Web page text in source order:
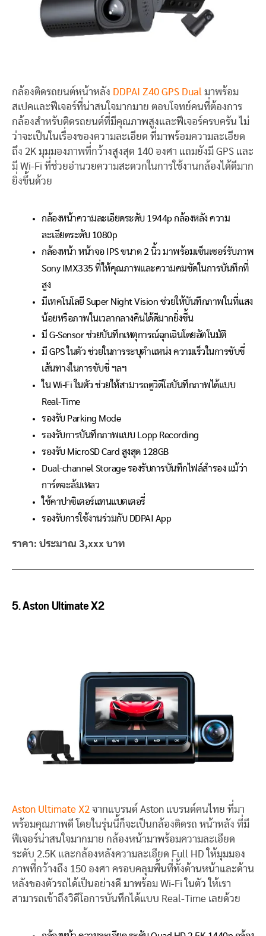
กล้องติดรถยนต์หน้าหลัง DDPAI Z40 GPS Dual มาพร้อม
สเปคและฟีเจอร์ที่น่าสนใจมากมาย ตอบโจทย์คนที่ต้องการ
กล้องสำหรับติดรถยนต์ที่มีคุณภาพสูงและฟีเจอร์ครบครัน ไม่
ว่าจะเป็นในเรื่องของความละเอียด ที่มาพร้อมความละเอียด
ถึง 2K มุมมองภาพที่กว้างสูงสุด 140 องศา แถมยังมี GPS และ
มี Wi-Fi ที่ช่วยอำนวยความสะดวกในการใช้งานกล้องได้ดีมาก
ยิ่งขึ้นด้วย
กล้องหน้าความละเอียดระดับ 1944p กล้องหลัง ความ
ละเอียดระดับ 1080p
กล้องหน้า หน้าจอ IPS ขนาด 2 นิ้ว มาพร้อมเซ็นเซอร์รับภาพ
Sony IMX335 ที่ให้คุณภาพและความคมชัดในการบันทึกที่
สูง
มีเทคโนโลยี Super Night Vision ช่วยให้บันทึกภาพในที่แสง
น้อยหรือภาพในเวลากลางคืนได้ดีมากยิ่งขึ้น
มี G-Sensor ช่วยบันทึกเหตุการณ์ฉุกเฉินโดยอัตโนมัติ
มี GPS ในตัว ช่วยในการระบุตำแหน่ง ความเร็วในการขับขี่
เส้นทางในการขับขี่ ฯลฯ
ใน Wi-Fi ในตัว ช่วยให้สามารถดูวิดีโอบันทึกภาพได้แบบ
Real-Time
รองรับ Parking Mode
รองรับการบันทึกภาพแบบ Lopp Recording
รองรับ MicroSD Card สูงสุด 128GB
Dual-channel Storage รองรับการบันทึกไฟล์สำรอง แม้ว่า
การ์ดจะล้มเหลว
ใช้คาปาซิเตอร์แทนแบตเตอรี่
รองรับการใช้งานร่วมกับ DDPAI App
ราคา: ประมาณ 3,xxx บาท
5. Aston Ultimate X2
Aston Ultimate X2 จากแบรนด์ Aston แบรนด์คนไทย ที่มา
พร้อมคุณภาพดี โดยในรุ่นนี้ก็จะเป็นกล้องติดรถ หน้าหลัง ที่มี
ฟีเจอร์น่าสนใจมากมาย กล้องหน้ามาพร้อมความละเอียด
ระดับ 2.5K และกล้องหลังความละเอียด Full HD ให้มุมมอง
ภาพที่กว้างถึง 150 องศา ครอบคลุมพื้นที่ทั้งด้านหน้าและด้าน
หลังของตัวรถได้เป็นอย่างดี มาพร้อม Wi-Fi ในตัว ให้เรา
สามารถเข้าถึงวิดีโอการบันทึกได้แบบ Real-Time เลยด้วย